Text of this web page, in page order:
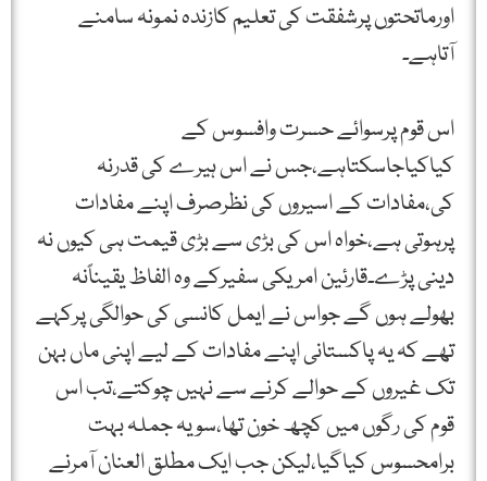
اورماتحتوں پرشفقت کی تعلیم کازندہ نمونہ سامنے
آتاہے۔
اس قوم پرسوائے حسرت وافسوس کے
کیاکیاجاسکتاہے،جس نے اس ہیرے کی قدرنہ
کی،مفادات کے اسیروں کی نظرصرف اپنے مفادات
پرہوتی ہے،خواہ اس کی بڑی سے بڑی قیمت ہی کیوں نہ
دینی پڑے۔قارئین امریکی سفیرکے وہ الفاظ یقیناًنہ
بھولے ہوں گے جواس نے ایمل کانسی کی حوالگی پرکہے
تھے کہ یہ پاکستانی اپنے مفادات کے لیے اپنی ماں بہن
تک غیروں کے حوالے کرنے سے نہیں چوکتے،تب اس
قوم کی رگوں میں کچھ خون تھا،سویہ جملہ بہت
برامحسوس کیاگیا،لیکن جب ایک مطلق العنان آمرنے